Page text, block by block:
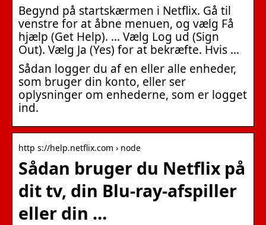
Begynd på startskærmen i Netflix. Gå til
venstre for at åbne menuen, og vælg Få
hjælp (Get Help). … Vælg Log ud (Sign
Out). Vælg Ja (Yes) for at bekræfte. Hvis …
Sådan logger du af en eller alle enheder,
som bruger din konto, eller ser
oplysninger om enhederne, som er logget
ind.
http s://help.netflix.com › node
Sådan bruger du Netflix på
dit tv, din Blu-ray-afspiller
eller din …